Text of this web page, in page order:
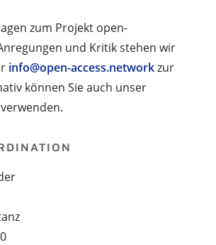
zum Projekt open-
und Kritik stehen wir
info@open-access.networkzur
können Sie auch unser